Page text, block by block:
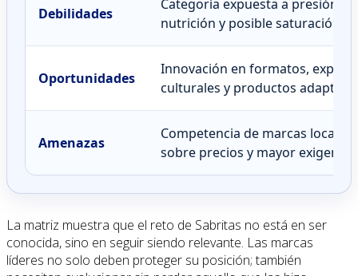
Debilidades
Categoría expuesta a presión
nutrición y posible saturación
Oportunidades
Innovación en formatos,
culturales y productos
Amenazas
Competencia de marcas
sobre precios y mayor
La matriz muestra que el reto de Sabritas no está en ser
conocida, sino en seguir siendo relevante. Las marcas
líderes no solo deben proteger su posición; también